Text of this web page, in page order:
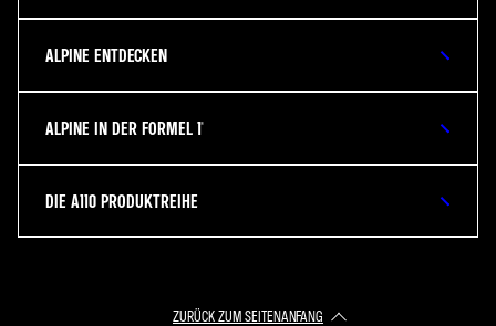
ALPINE ENTDECKEN
ALPINE IN DER FORMEL 1®
DIE A110 PRODUKTREIHE
ZURÜCK ZUM SEITENANFANG